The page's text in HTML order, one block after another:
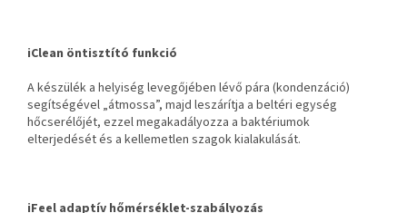
iClean öntisztító funkció
A készülék a helyiség levegőjében lévő pára (kondenzáció)
segítségével „átmossa”, majd leszárítja a beltéri egység
hőcserélőjét, ezzel megakadályozza a baktériumok
elterjedését és a kellemetlen szagok kialakulását.
iFeel adaptív hőmérséklet-szabályozás